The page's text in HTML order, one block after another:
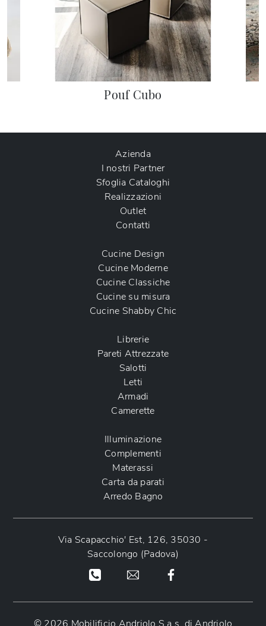
Pouf Cubo
Azienda
I nostri Partner
Sfoglia Cataloghi
Realizzazioni
Outlet
Contatti
Cucine Design
Cucine Moderne
Cucine Classiche
Cucine su misura
Cucine Shabby Chic
Librerie
Pareti Attrezzate
Salotti
Letti
Armadi
Camerette
Illuminazione
Complementi
Materassi
Carta da parati
Arredo Bagno
Via Scapacchio' Est, 126, 35030 -
Saccolongo (Padova)